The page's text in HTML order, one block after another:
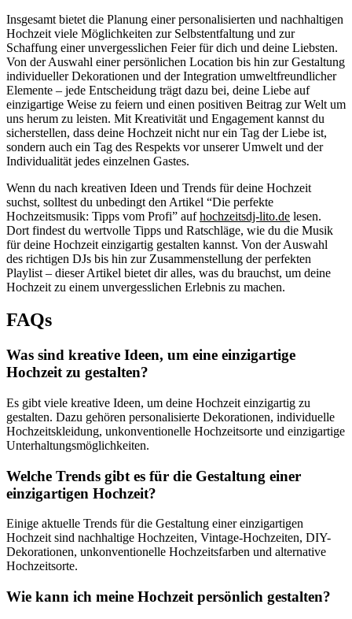
Insgesamt bietet die Planung einer personalisierten und nachhaltigen
Hochzeit viele Möglichkeiten zur Selbstentfaltung und zur
Schaffung einer unvergesslichen Feier für dich und deine Liebsten.
Von der Auswahl einer persönlichen Location bis hin zur Gestaltung
individueller Dekorationen und der Integration umweltfreundlicher
Elemente – jede Entscheidung trägt dazu bei, deine Liebe auf
einzigartige Weise zu feiern und einen positiven Beitrag zur Welt um
uns herum zu leisten. Mit Kreativität und Engagement kannst du
sicherstellen, dass deine Hochzeit nicht nur ein Tag der Liebe ist,
sondern auch ein Tag des Respekts vor unserer Umwelt und der
Individualität jedes einzelnen Gastes.
Wenn du nach kreativen Ideen und Trends für deine Hochzeit
suchst, solltest du unbedingt den Artikel “Die perfekte
Hochzeitsmusik: Tipps vom Profi” aufhochzeitsdj-lito.de lesen.
Dort findest du wertvolle Tipps und Ratschläge, wie du die Musik
für deine Hochzeit einzigartig gestalten kannst. Von der Auswahl
des richtigen DJs bis hin zur Zusammenstellung der perfekten
Playlist – dieser Artikel bietet dir alles, was du brauchst, um deine
Hochzeit zu einem unvergesslichen Erlebnis zu machen.
FAQs
Was sind kreative Ideen, um eine einzigartige
Hochzeit zu gestalten?
Es gibt viele kreative Ideen, um deine Hochzeit einzigartig zu
gestalten. Dazu gehören personalisierte Dekorationen, individuelle
Hochzeitskleidung, unkonventionelle Hochzeitsorte und einzigartige
Unterhaltungsmöglichkeiten.
Welche Trends gibt es für die Gestaltung einer
einzigartigen Hochzeit?
Einige aktuelle Trends für die Gestaltung einer einzigartigen
Hochzeit sind nachhaltige Hochzeiten, Vintage-Hochzeiten, DIY-
Dekorationen, unkonventionelle Hochzeitsfarben und alternative
Hochzeitsorte.
Wie kann ich meine Hochzeit persönlich gestalten?